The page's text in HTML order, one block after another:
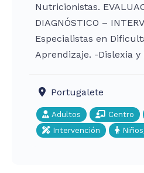
Nutricionistas.
DIAGNÓSTICO –
Especialistas en
Aprendizaje. -Dislexia y
Portugalete
Adultos Centro
Intervención